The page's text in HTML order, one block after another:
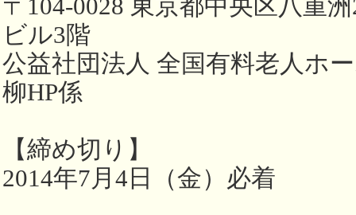
〒104-0028 東京都中央区八重
ビル3階
公益社団法人 全国有料老人ホ
柳HP係
【締め切り】
2014年7月4日（金）必着